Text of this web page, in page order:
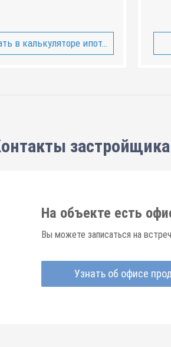
в калькуляторе ипотеки
застройщика
На объекте есть
Вы можете записаться на
Узнать об офисе